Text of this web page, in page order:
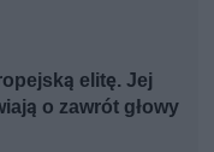
elitę. Jej
o zawrót głowy